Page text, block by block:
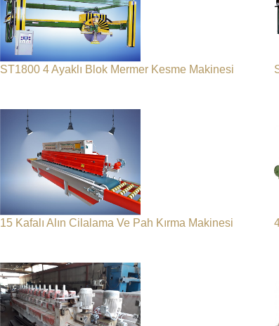
ST1800 4 Ayaklı Blok Mermer Kesme Makinesi
15 Kafalı Alın Cilalama Ve Pah Kırma Makinesi